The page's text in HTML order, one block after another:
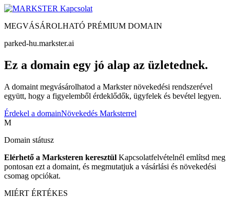
Kapcsolat
MEGVÁSÁROLHATÓ PRÉMIUM DOMAIN
parked-hu.markster.ai
Ez a domain egy jó alap az üzletednek.
A domaint megvásárolhatod a Markster növekedési rendszerével
együtt, hogy a figyelemből érdeklődők, ügyfelek és bevétel legyen.
Érdekel a domainNövekedés Marksterrel
M
Domain státusz
Elérhető a Marksteren keresztül Kapcsolatfelvételnél említsd meg
pontosan ezt a domaint, és megmutatjuk a vásárlási és növekedési
csomag opciókat.
MIÉRT ÉRTÉKES